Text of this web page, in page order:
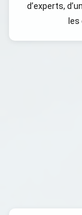
d’experts,
les